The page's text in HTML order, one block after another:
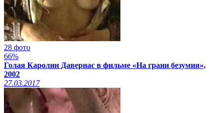
28 фото
66%
Голая Каролин Давернас в фильме «На грани безумия»,
2002
27.03.2017